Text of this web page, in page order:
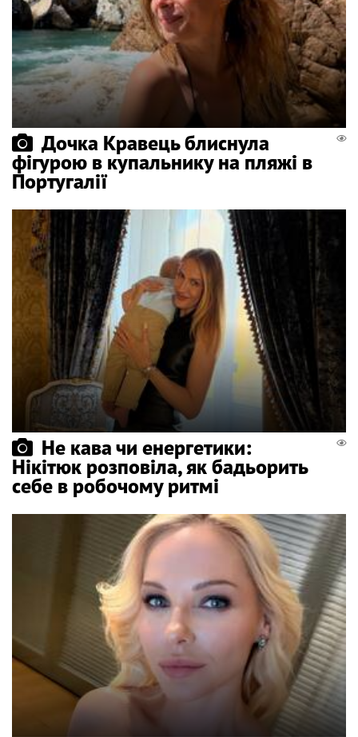
Дочка Кравець блиснула
фігурою в купальнику на пляжі в
Португалії
Не кава чи енергетики:
Нікітюк розповіла, як бадьорить
себе в робочому ритмі